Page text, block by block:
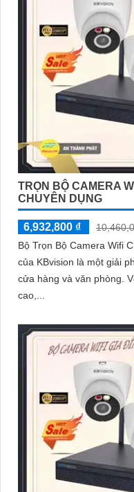
TRỌN BỘ CAMERA
CHUYÊN DỤNG
6,932,800 ₫
Bộ Trọn Bộ Camera Wifi
của KBvision là một giải
cửa hàng và văn phòng. Với thương hiệu Việt, chất lượng
cao,...